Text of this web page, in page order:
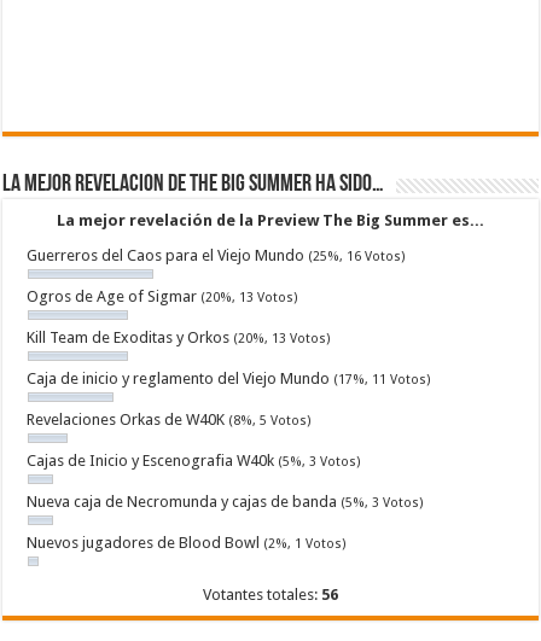
La mejor revelacion de The Big Summer ha sido…
La mejor revelación de la Preview The Big Summer es...
Guerreros del Caos para el Viejo Mundo (25%, 16 Votos)
Ogros de Age of Sigmar (20%, 13 Votos)
Kill Team de Exoditas y Orkos (20%, 13 Votos)
Caja de inicio y reglamento del Viejo Mundo (17%, 11 Votos)
Revelaciones Orkas de W40K (8%, 5 Votos)
Cajas de Inicio y Escenografia W40k (5%, 3 Votos)
Nueva caja de Necromunda y cajas de banda (5%, 3 Votos)
Nuevos jugadores de Blood Bowl (2%, 1 Votos)
Votantes totales: 56